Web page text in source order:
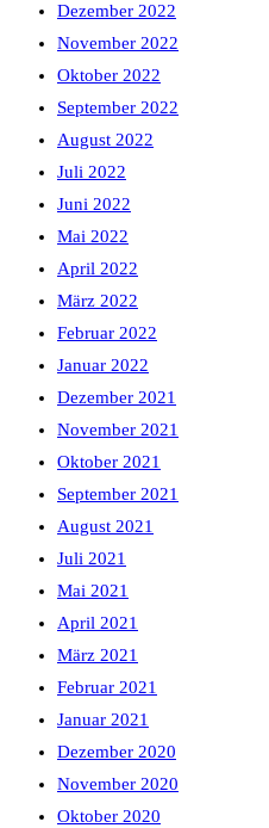
Dezember 2022
November 2022
Oktober 2022
September 2022
August 2022
Juli 2022
Juni 2022
Mai 2022
April 2022
März 2022
Februar 2022
Januar 2022
Dezember 2021
November 2021
Oktober 2021
September 2021
August 2021
Juli 2021
Mai 2021
April 2021
März 2021
Februar 2021
Januar 2021
Dezember 2020
November 2020
Oktober 2020